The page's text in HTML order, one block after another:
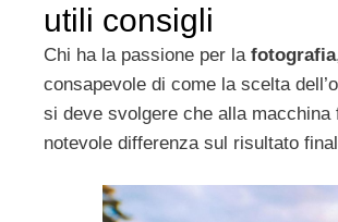
utili consigli
Chi ha la passione per la fotografia
consapevole di come la scelta
si deve svolgere che alla
notevole differenza sul risultato